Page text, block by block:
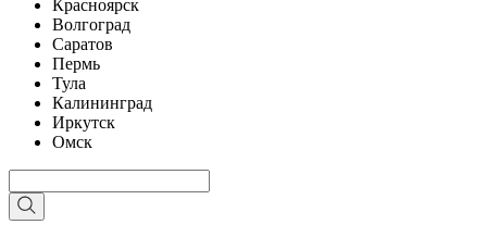
Красноярск
Волгоград
Саратов
Пермь
Тула
Калининград
Иркутск
Омск